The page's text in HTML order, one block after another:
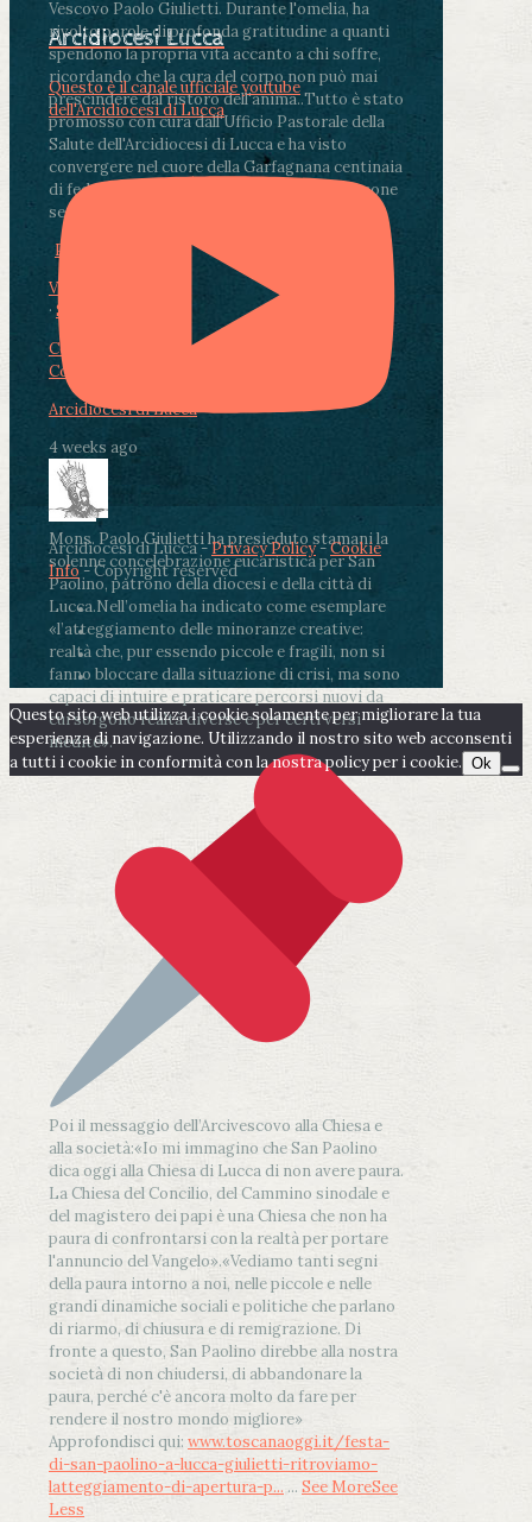
Vescovo Paolo Giulietti. Durante l'omelia, ha
rivolto parole di profonda gratitudine a quanti
spendono la propria vita accanto a chi soffre,
ricordando che la cura del corpo non può mai
prescindere dal ristoro dell'anima..Tutto è stato
promosso con cura dall'Ufficio Pastorale della
Salute dell'Arcidiocesi di Lucca e ha visto
convergere nel cuore della Garfagnana centinaia
di fedeli, operatori sanitari, volontari e persone
segnate dalla malattia.
Photo
View on Facebook
· Share
Condividi su Facebook
Condividi su LinkedIn
Arcidiocesi di Lucca
4 weeks ago
Mons. Paolo Giulietti ha presieduto stamani la
solenne concelebrazione eucaristica per San
Paolino, patrono della diocesi e della città di
Lucca.Nell’omelia ha indicato come esemplare
«l’atteggiamento delle minoranze creative:
realtà che, pur essendo piccole e fragili, non si
fanno bloccare dalla situazione di crisi, ma sono
capaci di intuire e praticare percorsi nuovi da
cui sorgono realtà diverse e per certi versi
inedite».
Poi il messaggio dell’Arcivescovo alla Chiesa e
alla società:«Io mi immagino che San Paolino
dica oggi alla Chiesa di Lucca di non avere paura.
La Chiesa del Concilio, del Cammino sinodale e
del magistero dei papi è una Chiesa che non ha
paura di confrontarsi con la realtà per portare
l'annuncio del Vangelo».«Vediamo tanti segni
della paura intorno a noi, nelle piccole e nelle
grandi dinamiche sociali e politiche che parlano
di riarmo, di chiusura e di remigrazione. Di
fronte a questo, San Paolino direbbe alla nostra
società di non chiudersi, di abbandonare la
paura, perché c'è ancora molto da fare per
rendere il nostro mondo migliore»
Approfondisci qui: www.toscanaoggi.it/festa-
di-san-paolino-a-lucca-giulietti-ritroviamo-
latteggiamento-di-apertura-p... ... See MoreSee
Less
Arcidiocesi Lucca
Questo è il canale ufficiale youtube
dell'Arcidiocesi di Lucca
Arcidiocesi di Lucca -Privacy Policy-Cookie
Info- Copyright reserved
Questo sito web utilizza i cookie solamente per migliorare la tua
esperienza di navigazione. Utilizzando il nostro sito web acconsenti
a tutti i cookie in conformità con la nostra policy per i cookie. Ok